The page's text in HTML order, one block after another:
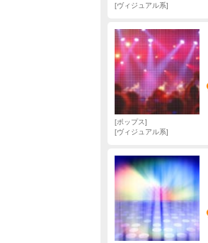
ヴィジュアル系
ポップス
ヴィジュアル系